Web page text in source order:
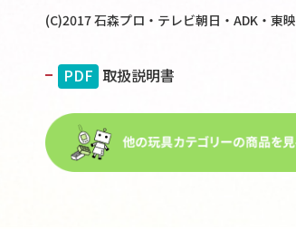
(C)2017 石森プロ・テレビ朝日・ADK・東映
PDF 取扱説明書